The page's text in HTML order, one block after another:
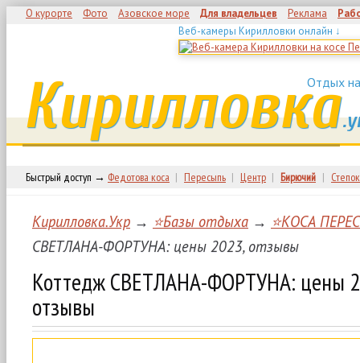
О курорте Фото Азовское море Для владельцев Реклама
Веб-камеры Кирилловки онлайн ↓
Отдых
Кирилловка
Быстрый доступ → Федотова коса | Пересыпь | Центр | Бирючий | Степок
Кирилловка.Укр → ⭐Базы отдыха → ⭐КОСА
СВЕТЛАНА-ФОРТУНА: цены 2023, отзывы
Коттедж СВЕТЛАНА-ФОРТУНА: цены
отзывы